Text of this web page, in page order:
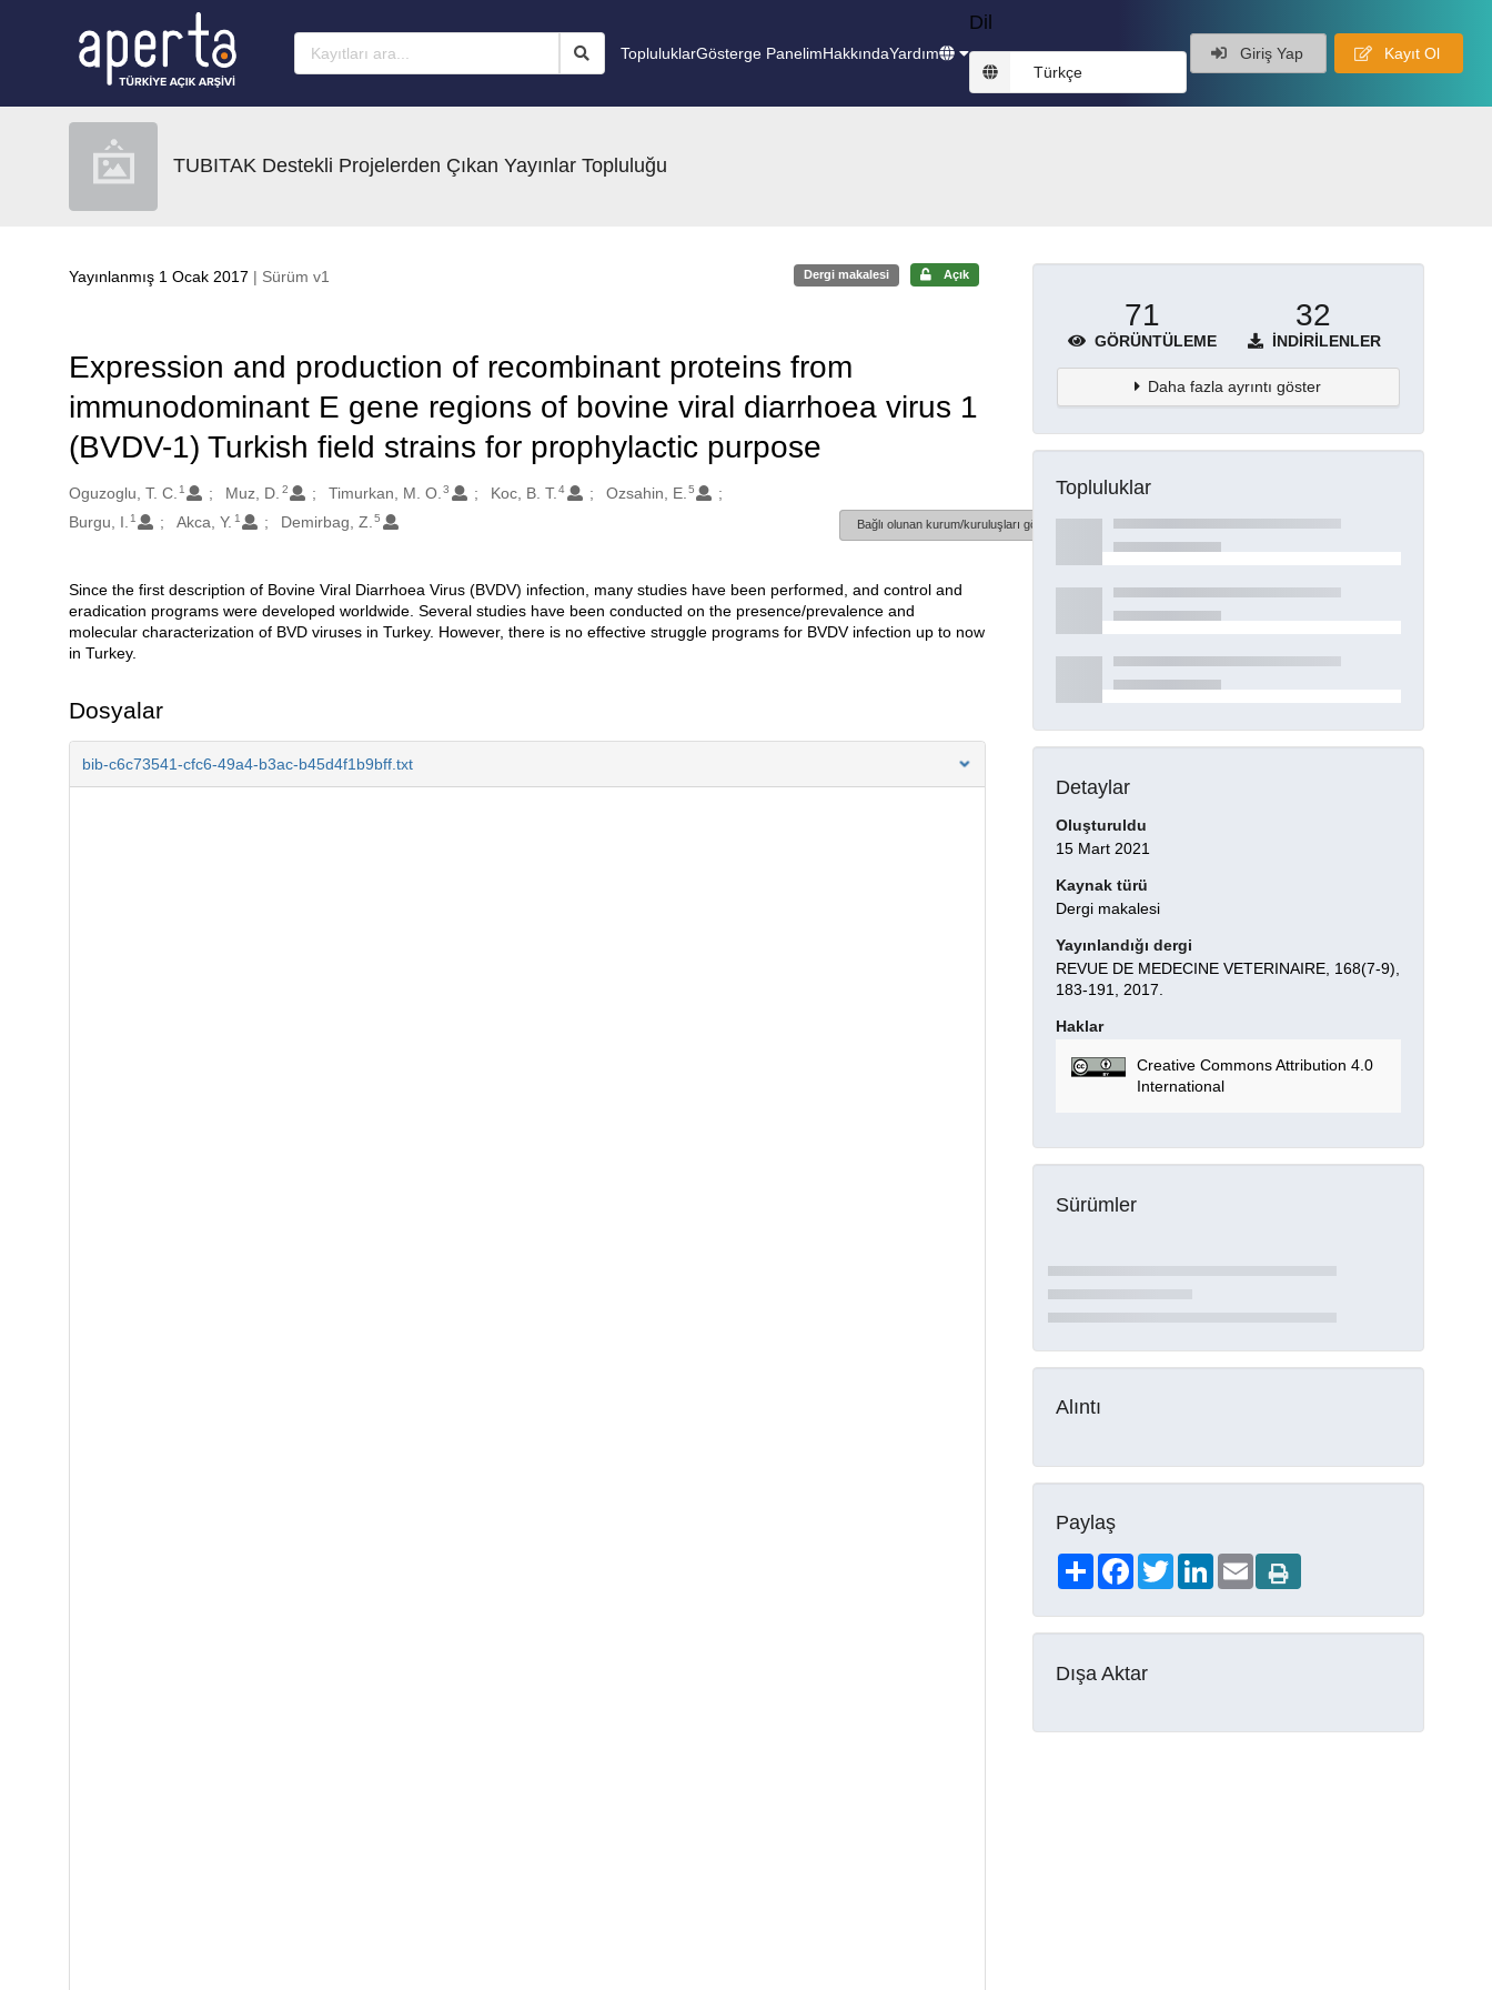
TopluluklarGösterge PanelimHakkındaYardım
Dil
Türkçe
Giriş Yap Kayıt Ol
TUBITAK Destekli Projelerden Çıkan Yayınlar Topluluğu
Yayınlanmış 1 Ocak 2017 | Sürüm v1 Dergi makalesi Açık
Expression and production of recombinant proteins from
immunodominant E gene regions of bovine viral diarrhoea virus 1
(BVDV-1) Turkish field strains for prophylactic purpose
Oluşturanlar
Oguzoglu, T. C. 1 Muz, D. 2 Timurkan, M. O. 3 Koc, B. T. 4 Ozsahin, E. 5
Burgu, I. 1 Akca, Y. 1 Demirbag, Z. 5 Bağlı olunan kurum/kuruluşları göster
Açıklama
Since the first description of Bovine Viral Diarrhoea Virus (BVDV) infection, many studies have been performed, and control and
eradication programs were developed worldwide. Several studies have been conducted on the presence/prevalence and
molecular characterization of BVD viruses in Turkey. However, there is no effective struggle programs for BVDV infection up to now
in Turkey.
Dosyalar
bib-c6c73541-cfc6-49a4-b3ac-b45d4f1b9bff.txt
71
GÖRÜNTÜLEME
32
İNDIRILENLER
Daha fazla ayrıntı göster
Topluluklar
Detaylar
Oluşturuldu
15 Mart 2021
Kaynak türü
Dergi makalesi
Yayınlandığı dergi
REVUE DE MEDECINE VETERINAIRE, 168(7-9),
183-191, 2017.
Haklar
Creative Commons Attribution 4.0
International
Sürümler
Alıntı
Paylaş
ShareFacebookTwitterLinkedIn
Email
Dışa Aktar